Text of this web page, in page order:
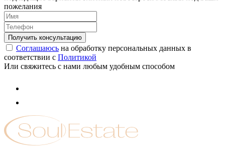
пожелания
Соглашаюсь на обработку персональных данных в
соответствии с Политикой
Или свяжитесь с нами любым удобным способом